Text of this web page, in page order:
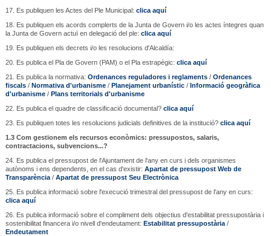
17. Es publiquen les Actes del Ple Municipal: clica aquí
18. Es publiquen els acords complerts de la Junta de Govern i/o les actes íntegres quan
la Junta de Govern actuï en delegació del ple: clica aquí
19. Es publiquen els decrets i/o les resolucions d'Alcaldía:
20. Es publica el Pla de Govern (PAM) o el Pla estrapègic: clica aquí
21. Es publica la normativa: Ordenances reguladores i reglaments / Ordenances
fiscals/ Normativa d'urbanisme/ Planejament urbanístic/ Informació geogràfica
d'urbanisme/ Plans territorials d'urbanisme
22. Es publica el quadre de classificació documental? clica aquí
23. Es publiquen totes les resolucions judicials definitives de la institució? clica aquí
1.3 Com gestionem els recursos econòmics: pressupostos, salaris,
contractacions, subvencions...?
24. Es publica el pressupost de l'Ajuntament de l'any en curs i dels organismes
autònoms i ens dependents, en el cas d'existir: Apartat de pressupost Web de
Transparència/ Apartat de pressupost Seu Electrònica
25. Es publica informació sobre l'execució trimestral del pressupost de l'any en curs:
clica aquí
26. Es publica informació sobre el compliment dels objectius d'estabilitat pressupostària i
sostenibilitat financera i/o nivell d'endeutament: Estabilitat pressupostària/
Endeutament